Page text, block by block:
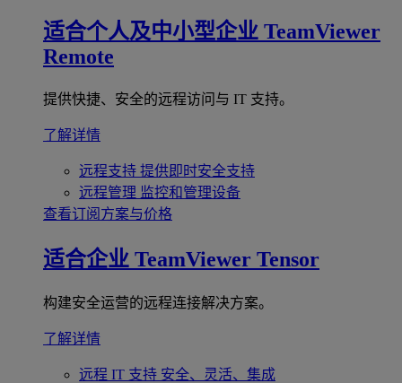
适合个人及中小型企业 TeamViewer
Remote
提供快捷、安全的远程访问与 IT 支持。
了解详情
远程支持 提供即时安全支持
远程管理 监控和管理设备
查看订阅方案与价格
适合企业 TeamViewer Tensor
构建安全运营的远程连接解决方案。
了解详情
远程 IT 支持 安全、灵活、集成